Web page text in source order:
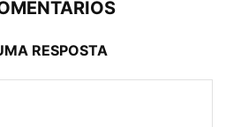
RESPOSTA